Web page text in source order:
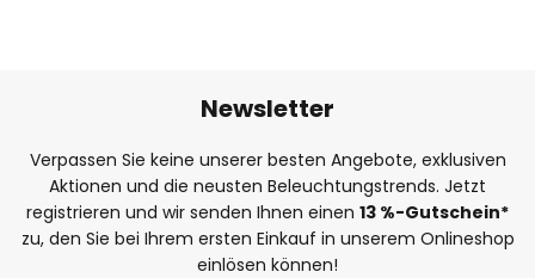
Newsletter
Verpassen Sie keine unserer besten Angebote, exklusiven
Aktionen und die neusten Beleuchtungstrends. Jetzt
registrieren und wir senden Ihnen einen 13 %-Gutschein*
zu, den Sie bei Ihrem ersten Einkauf in unserem Onlineshop
einlösen können!